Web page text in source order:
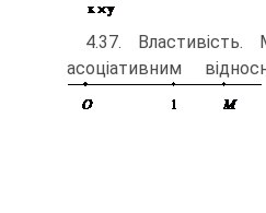
4.37.
асоціативним